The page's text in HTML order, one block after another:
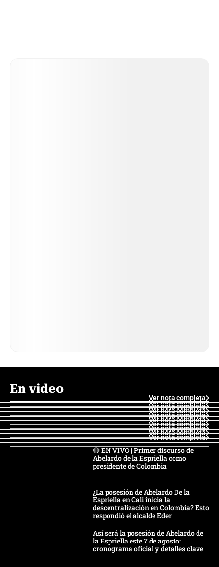
En video
Ver nota completa
Ver nota completa
Ver nota completa
Ver nota completa
Ver nota completa
Ver nota completa
Ver nota completa
Ver nota completa
Ver nota completa
Ver nota completa
🔴 EN VIVO | Primer discurso de
Abelardo de la Espriella como
presidente de Colombia
¿La posesión de Abelardo De la
Espriella en Cali inicia la
descentralización en Colombia? Esto
respondió el alcalde Eder
Así será la posesión de Abelardo de
la Espriella este 7 de agosto:
cronograma oficial y detalles clave